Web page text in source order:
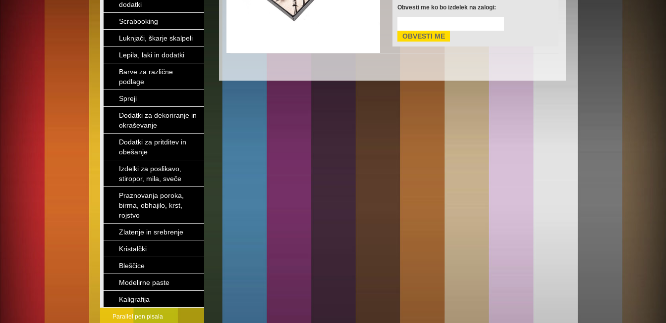
dodatki
Scrabooking
Luknjači, škarje skalpeli
Lepila, laki in dodatki
Barve za različne
podlage
Spreji
Dodatki za dekoriranje in
okraševanje
Dodatki za pritditev in
obešanje
Izdelki za poslikavo,
stiropor, mila, sveče
Praznovanja poroka,
birma, obhajilo, krst,
rojstvo
Zlatenje in srebrenje
Kristalčki
Bleščice
Modelirne paste
Kaligrafija
Parallel pen pisala
Obvesti me ko bo izdelek na zalogi: